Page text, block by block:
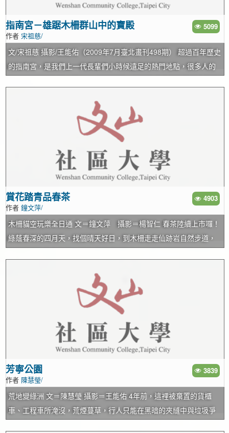
訴版主，在這些帶狀公園中，她經常看到水黃皮(註)的植物，在她專
業領域的知識中，水黃皮大多生長在河流旁邊，所以一直無法理解
為何在這些帶狀公園內有那麼多水黃皮，經版主說明後她才恍然大
悟。這也進一步印證，這些堤防外的帶狀公園的確是曾經是景美溪
下游的水域。 註 : 水黃皮也稱水流豆，因其生長在水邊，故以水字
照印度科達時代之印度佛像形態，融合泰國藝術之精華，以九種金
屬礦：金、銀、紅銅、黃銅、鐵、矽、錫、海底礦砂、礦石精工鑄
成的『釋迦牟尼佛』； 4、大成殿： 孔廟，除供奉大成至聖先師
『孔子』外，並分祀亞聖『孟子』和宗聖『曾子』； 是同時具有
道、釋、儒三教同體特色的廟宇。 ◆設計寓意：…
指南宮－雄踞木柵群山中的寶殿
作者 宋祖慈/
5099
文/宋祖慈 攝影/王能佑（2009年7月臺北畫刊498期） 超過百年歷史
的指南宮，是我們上一代長輩們小時候遠足的熱門地點，很多人的
公路(萬壽路)還末開闢時，香客與遊人只能走石階步道上山呢！ 指
南宮建基於清光緒16年(西元1890年)，本殿所奉祀的主神孚佑帝君
呂純陽祖師，是於光緒8年來臺赴任的淡水知縣王彬林由山西的永樂
宮分靈迎奉而來，起初供奉在艋舺；當時景尾(景美)地方一時流行傳
染病，當地仕紳將呂祖師請來，果然平息了疾病蔓延，當地人感念
神澤，於是捐地建廟，將呂祖迎來猴山坑供奉。 最早的指南宮只是
用茅草搭蓋，後來一再有信徒許願還願、捐錢出力，逐漸擴大規
模。最早的本殿純陽寶殿已經超過百年歷史並經過整修，殿上高懸
「天下第一靈山」的題匾。寶殿有數幅青斗石石刻壁畫，主題為
「純陽祖師成道記」與「純陽祖師顯化圖」，分別刻劃大家耳熟能
祖，是唐朝人，傅說他曾進士及第並擔任２任縣令，後來辭官歸隱
廬山，得到火龍其人傳授天遁劍法及道家煉丹的祕訣；之後又受鍾
離權的點化，也就是「黃梁一夢」的故事：鍾離權(也就是八仙中的
漢鍾離)為呂洞賓做飯，呂洞賓睡著了，夢見自己中舉作官步步高
昇、擁有嬌妻美妾、享盡榮華富貴，數年後突然獲罪、妻離子散孤
苦無依，在夢中一浮一沉竟是50年過去了；呂洞賓一場大夢醒來，
發現漢鍾離在榻旁煮的那鍋黃梁還沒熟呢，於是頓悟鍾離是神仙來
度化自已，決心修道。從前指南宮的香客房叫做「祈夢室」，用的
正是這個典故。 在正史中，信奉道教的宋徽宗封呂洞賓為「妙道真
人」、元朝初封為「純道演正警化真君」，元武宗時加封為「孚佑
賞花踏青品春茶
作者 鐘文萍/
4903
木柵貓空玩樂全日通 文＝鐘文萍 攝影＝楊智仁 春茶陸續上市囉！
綠蔭春深的四月天，找個晴天好日，到木柵走走仙跡岩自然步道，
幾年很流行的旅遊新觀念──不必上高山，只要市郊一座小山頭，就
有無盡的自然生態景觀和四季多變的生命現象可以觀察，位於景美
地區的仙跡岩自然步道就是其中一處。 仙跡岩步道幽潔雅靜 登山入
口很多，但以位於景興路243巷口的牌樓目標較為明顯。仙跡岩又稱
景美山，海拔雖然只有144公尺，但四周沒有其他山頭遮檔，視野開
闊的不得了。 步道全長約650公尺。由牌樓拾級而上，一長段登仙
坡叫人望而生畏，這段石階約有百來階，走一趟下來氣喘吁吁汗流
挾背，保證有益身心，所以又叫「長壽梯」。坡頂接上綠色步道，
沿路植物景觀為典型的自然殘留林，層次分明，先是生長在邊坡旁
和林蔭下的眾多蕨類，接著是鬚根的榕樹世界，其他含笑、相思
芳寧公園
作者 陳慧瑩/
3839
荒地變綠洲 文＝陳慧瑩 攝影＝王能佑 4年前，這裡被棄置的貨櫃
車、工程車所淹沒，荒煙蔓草，行人只能在黑暗的夾縫中與垃圾爭